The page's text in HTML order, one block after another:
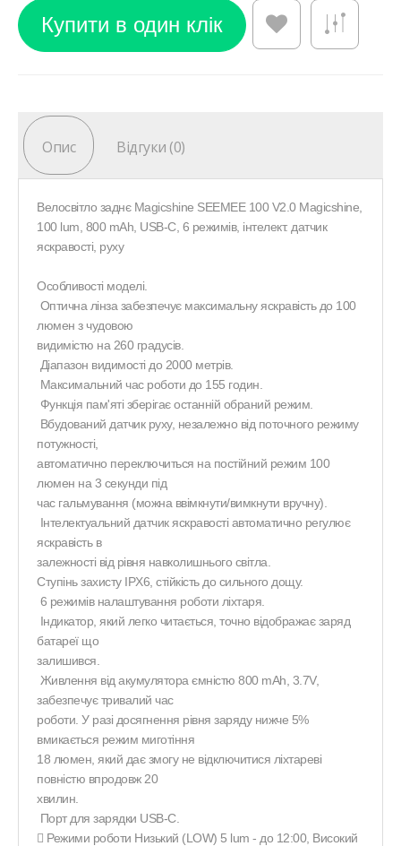
Опис Відгуки (0)
Велосвітло заднє Magicshine SEEMEE 100 V2.0 Magicshine,
100 lum, 800 mAh, USB-C, 6 режимів, інтелект. датчик
яскравості, руху
Особливості моделі.
Оптична лінза забезпечує максимальну яскравість до 100
люмен з чудовою
видимістю на 260 градусів.
Діапазон видимості до 2000 метрів.
Максимальний час роботи до 155 годин.
Функція пам'яті зберігає останній обраний режим.
Вбудований датчик руху, незалежно від поточного режиму
потужності,
автоматично переключиться на постійний режим 100
люмен на 3 секунди під
час гальмування (можна ввімкнути/вимкнути вручну).
Інтелектуальний датчик яскравості автоматично регулює
яскравість в
залежності від рівня навколишнього світла.
Ступінь захисту IPX6, стійкість до сильного дощу.
6 режимів налаштування роботи ліхтаря.
Індикатор, який легко читається, точно відображає заряд
батареї що
залишився.
Живлення від акумулятора ємністю 800 mAh, 3.7V,
забезпечує тривалий час
роботи. У разі досягнення рівня заряду нижче 5%
вмикається режим миготіння
18 люмен, який дає змогу не відключитися ліхтареві
повністю впродовж 20
хвилин.
Порт для зарядки USB-С.
 Режими роботи Низький (LOW) 5 lum - до 12:00, Високий